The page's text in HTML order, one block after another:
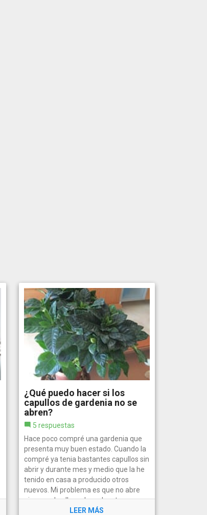
LEER MÁS
¿Qué puedo hacer si los
capullos de gardenia no se
abren?
5 respuestas
Hace poco compré una gardenia que
presenta muy buen estado. Cuando la
compré ya tenia bastantes capullos sin
abrir y durante mes y medio que la he
tenido en casa a producido otros
nuevos. Mi problema es que no abre
ninguno de ellos, y hoy al cortar...